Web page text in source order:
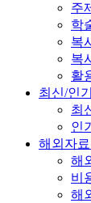
주
학
복
복
활
최신/인
최
인
해외자
해
비
해